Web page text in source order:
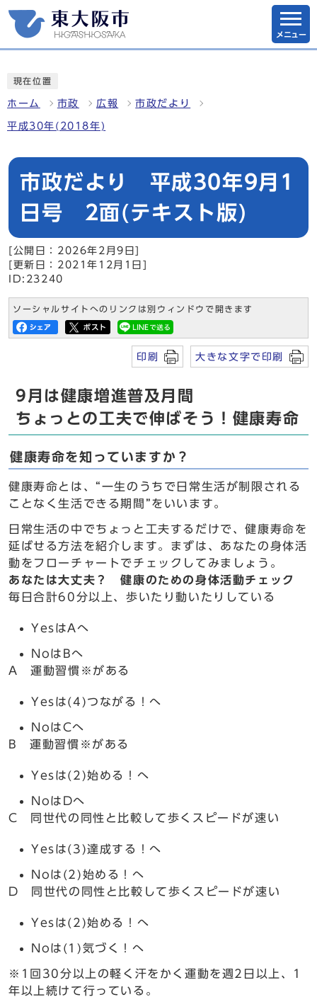
メニュー
現在位置
ホーム 市政 広報 市政だより
平成30年(2018年)
市政だより 平成30年9月1
日号 2面(テキスト版)
[公開日：2026年2月9日]
[更新日：2021年12月1日]
ID:23240
ソーシャルサイトへのリンクは別ウィンドウで開きます
印刷 大きな文字で印刷
9月は健康増進普及月間
ちょっとの工夫で伸ばそう！健康寿命
健康寿命を知っていますか？
健康寿命とは、“一生のうちで日常生活が制限される
ことなく生活できる期間”をいいます。
日常生活の中でちょっと工夫するだけで、健康寿命を
延ばせる方法を紹介します。まずは、あなたの身体活
動をフローチャートでチェックしてみましょう。
あなたは大丈夫？ 健康のための身体活動チェック
毎日合計60分以上、歩いたり動いたりしている
YesはAへ
NoはBへ
A 運動習慣※がある
Yesは(4)つながる！へ
NoはCへ
B 運動習慣※がある
Yesは(2)始める！へ
NoはDへ
C 同世代の同性と比較して歩くスピードが速い
Yesは(3)達成する！へ
Noは(2)始める！へ
D 同世代の同性と比較して歩くスピードが速い
Yesは(2)始める！へ
Noは(1)気づく！へ
※1回30分以上の軽く汗をかく運動を週2日以上、1
年以上続けて行っている。